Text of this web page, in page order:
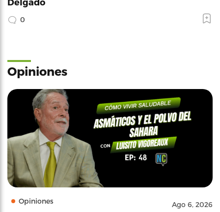
0
Opiniones
Opiniones Ago 6, 2026